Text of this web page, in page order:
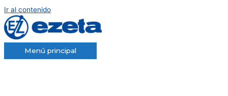
Ir al contenido
Menú principal